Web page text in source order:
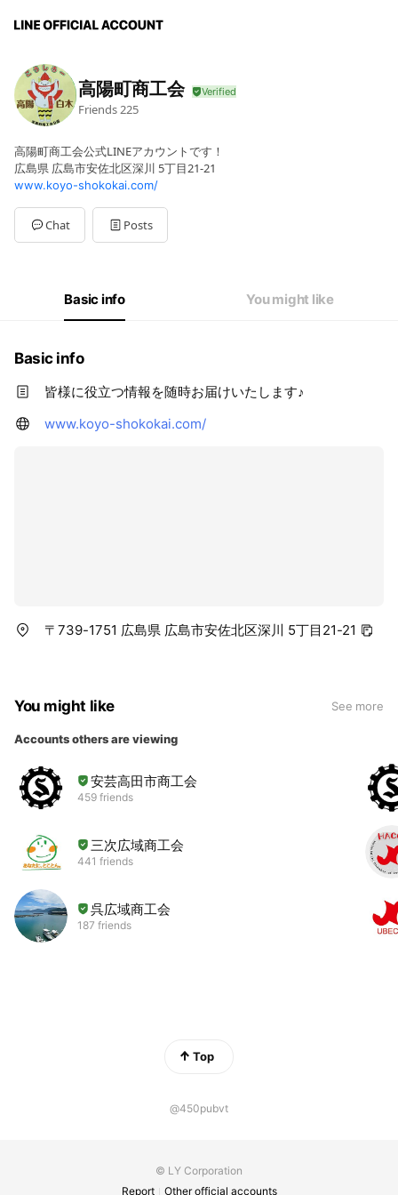
高陽町商工会
Friends 225
高陽町商工会公式LINEアカウントです！
広島県 広島市安佐北区深川 5丁目21-21
www.koyo-shokokai.com/
Chat Posts
Basic info You might like
Basic info
皆様に役立つ情報を随時お届けいたします♪
www.koyo-shokokai.com/
〒739-1751 広島県 広島市安佐北区深川 5丁目21-21
You might like See more
Accounts others are viewing
安芸高田市商工会
459 friends
三次広域商工会
441 friends
呉広域商工会
187 friends
Top
@450pubvt
© LY Corporation
Report
Other official accounts